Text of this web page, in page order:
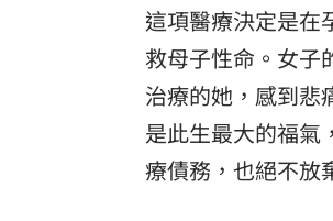
這項醫療決定是在
救母子性命。女子
治療的她，感到悲
是此生最大的福氣
療債務，也絕不放